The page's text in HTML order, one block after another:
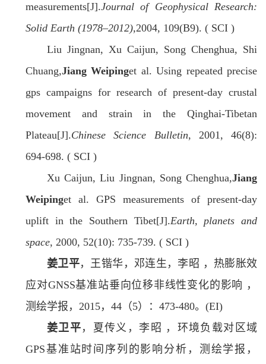
measurements[J].Journal of Geophysical Research:
Solid Earth (1978–2012),2004, 109(B9). ( SCI )
Liu Jingnan, Xu Caijun, Song Chenghua, Shi
Chuang,Jiang Weipinget al. Using repeated precise
gps campaigns for research of present-day crustal
movement and strain in the Qinghai-Tibetan
Plateau[J].Chinese Science Bulletin, 2001, 46(8):
694-698. ( SCI )
Xu Caijun, Liu Jingnan, Song Chenghua,Jiang
Weipinget al. GPS measurements of present-day
uplift in the Southern Tibet[J].Earth, planets and
space, 2000, 52(10): 735-739. ( SCI )
姜卫平，王锴华，邓连生，李昭 ，热膨胀效
应对GNSS基准站垂向位移非线性变化的影响 ，
测绘学报，2015，44（5）：473-480。(EI)
姜卫平 ，夏传义，李昭 ，环境负载对区域
GPS基准站时间序列的影响分析，测绘学报，